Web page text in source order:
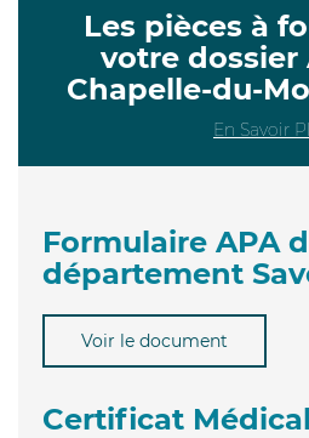
Les pièces à
votre dossier
Chapelle-du-
En Savoir
Formulaire APA
département
Voir le document
Certificat Médical